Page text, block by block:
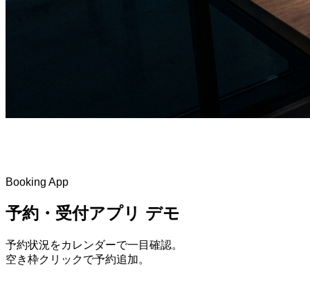
Booking App
予約・受付アプリ デモ
予約状況をカレンダーで一目確認。
空き枠クリックで予約追加。